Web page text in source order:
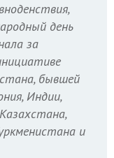
день
за
бывшей
Индии,
и